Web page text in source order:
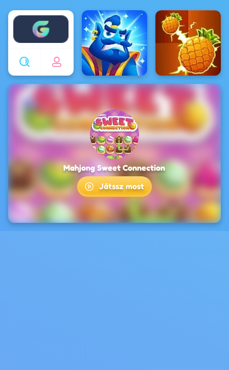
Enjoy4fun
Mahjong Sweet Connection
Játssz most